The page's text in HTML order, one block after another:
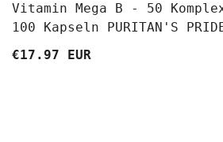
Vitamin Mega B - 50
100 Kapseln PURITAN'S
€17.97 EUR